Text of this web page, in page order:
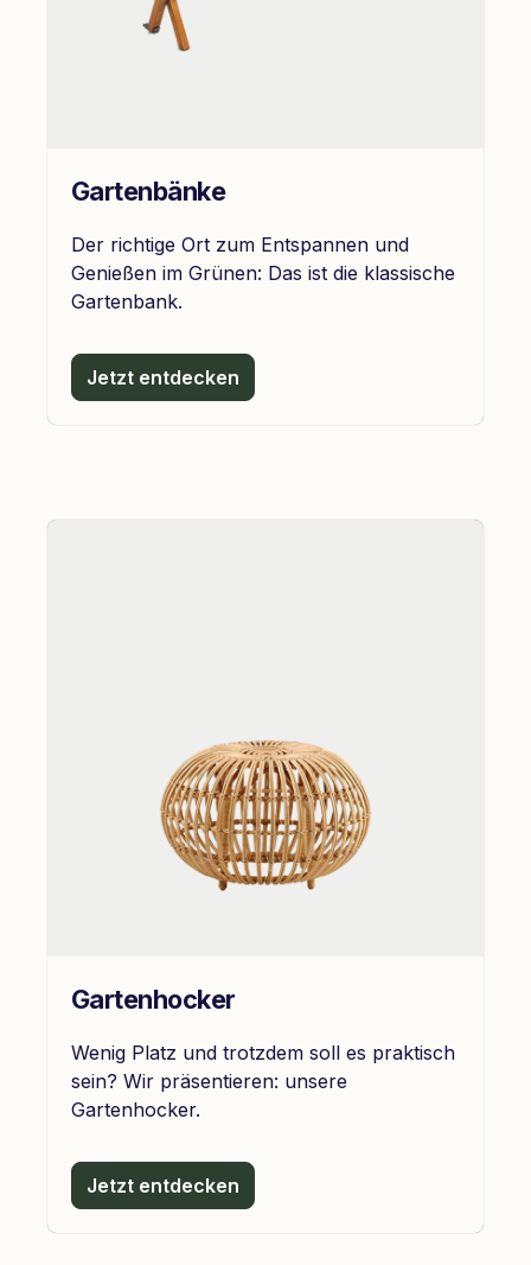
Gartenbänke
Der richtige Ort zum Entspannen und
Genießen im Grünen: Das ist die klassische
Gartenbank.
Jetzt entdecken
Gartenhocker
Wenig Platz und trotzdem soll es praktisch
sein? Wir präsentieren: unsere
Gartenhocker.
Jetzt entdecken